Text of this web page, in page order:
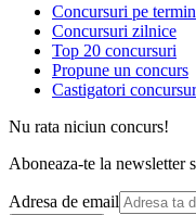
Concursuri pe
Concursuri zilnice
Top 20 concursuri
Propune un concurs
Castigatori
Nu rata niciun concurs!
Aboneaza-te la newsletter
Adresa de email